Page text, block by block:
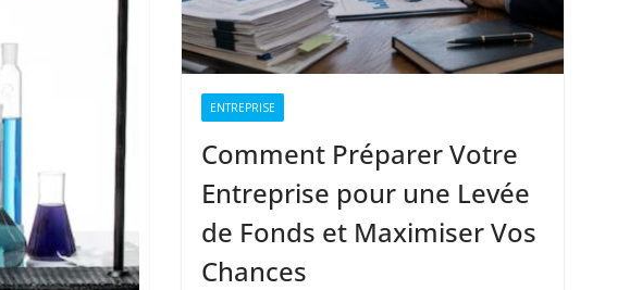
ENTREPRISE
Comment Préparer Votre
Entreprise pour une Levée
de Fonds et Maximiser Vos
Chances